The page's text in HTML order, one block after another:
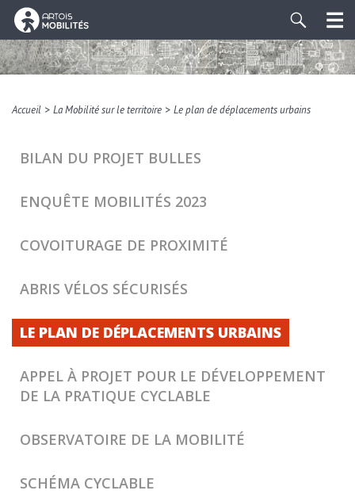
Accueil > La Mobilité sur le territoire > Le plan de déplacements urbains
BILAN DU PROJET BULLES
ENQUÊTE MOBILITÉS 2023
COVOITURAGE DE PROXIMITÉ
ABRIS VÉLOS SÉCURISÉS
LE PLAN DE DÉPLACEMENTS URBAINS
APPEL À PROJET POUR LE DÉVELOPPEMENT
DE LA PRATIQUE CYCLABLE
OBSERVATOIRE DE LA MOBILITÉ
SCHÉMA CYCLABLE